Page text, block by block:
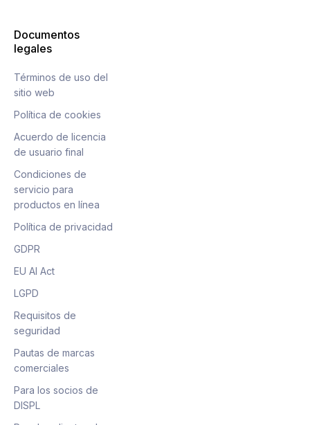
Documentos
legales
Términos de uso del
sitio web
Política de cookies
Acuerdo de licencia
de usuario final
Condiciones de
servicio para
productos en línea
Política de privacidad
GDPR
EU AI Act
LGPD
Requisitos de
seguridad
Pautas de marcas
comerciales
Para los socios de
DISPL